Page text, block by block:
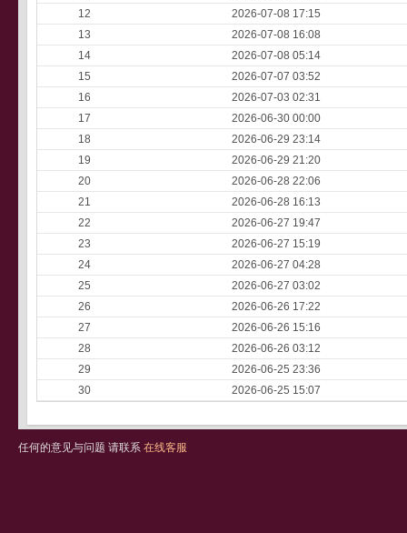
12
2026-07-08 17:15
13
2026-07-08 16:08
14
2026-07-08 05:14
15
2026-07-07 03:52
16
2026-07-03 02:31
17
2026-06-30 00:00
18
2026-06-29 23:14
19
2026-06-29 21:20
20
2026-06-28 22:06
21
2026-06-28 16:13
22
2026-06-27 19:47
23
2026-06-27 15:19
24
2026-06-27 04:28
25
2026-06-27 03:02
26
2026-06-26 17:22
27
2026-06-26 15:16
28
2026-06-26 03:12
29
2026-06-25 23:36
30
2026-06-25 15:07
任何的意见与问题 请联系 在线客服